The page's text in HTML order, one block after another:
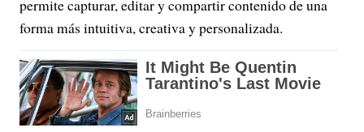
permite capturar, editar y compartir contenido de una
forma más intuitiva, creativa y personalizada.